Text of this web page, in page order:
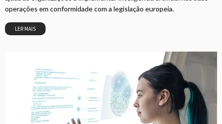
operações em conformidade com a legislação europeia.
LER MAIS